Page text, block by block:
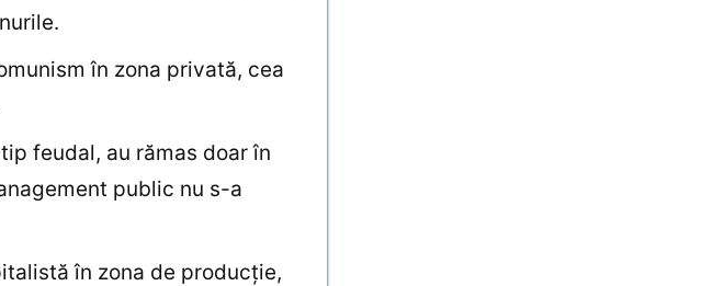
în zona privată, cea
feudal, au rămas doar în
public nu s-a
în zona de producţie,